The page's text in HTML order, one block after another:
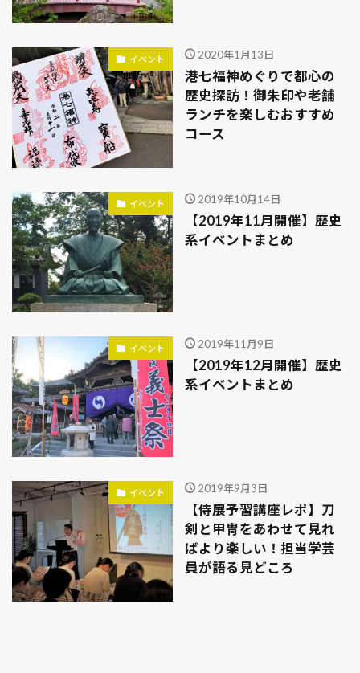
イベント 2020年1月13日
港七福神めぐりで都心の
歴史探訪！御朱印や老舗
ランチを楽しむおすすめ
コース
イベント 2019年10月14日
【2019年11月開催】歴史
系イベントまとめ
イベント 2019年11月9日
【2019年12月開催】歴史
系イベントまとめ
イベント 2019年9月3日
【侍展予習講座レポ】刀
剣と甲冑をあわせて見れ
ばより楽しい！担当学芸
員が語る見どころ